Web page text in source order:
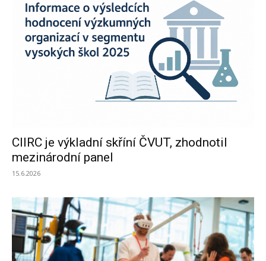
CIIRC je výkladní skříní ČVUT, zhodnotil
mezinárodní panel
15.6.2026